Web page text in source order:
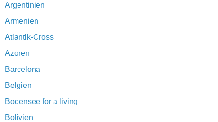
Argentinien
Armenien
Atlantik-Cross
Azoren
Barcelona
Belgien
Bodensee for a living
Bolivien